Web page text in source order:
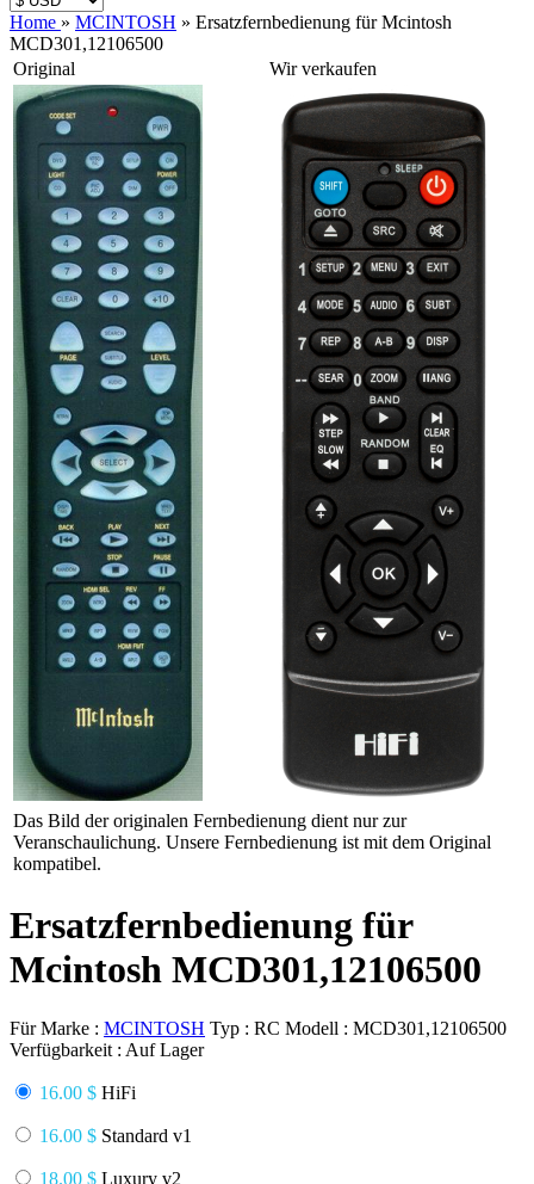
Home » MCINTOSH » Ersatzfernbedienung für Mcintosh
MCD301,12106500
Original
Wir verkaufen
Das Bild der originalen Fernbedienung dient nur zur
Veranschaulichung. Unsere Fernbedienung ist mit dem Original
kompatibel.
Ersatzfernbedienung für
Mcintosh MCD301,12106500
Für Marke : MCINTOSH Typ : RC Modell : MCD301,12106500
Verfügbarkeit : Auf Lager
16.00 $ HiFi
16.00 $ Standard v1
18.00 $ Luxury v2